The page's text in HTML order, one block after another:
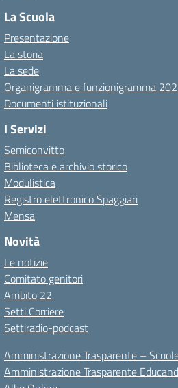
La Scuola
Presentazione
La storia
La sede
Organigramma e funzionigramma
Documenti istituzionali
I Servizi
Semiconvitto
Biblioteca e archivio storico
Modulistica
Registro elettronico Spaggiari
Mensa
Novità
Le notizie
Comitato genitori
Ambito 22
Setti Corriere
Settiradio-podcast
Amministrazione Trasparente –
Amministrazione Trasparente